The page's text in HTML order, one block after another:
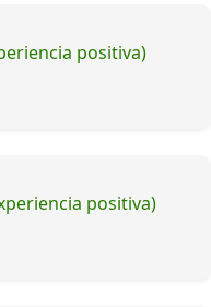
positiva)
positiva)